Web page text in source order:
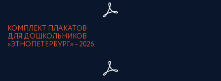
КОМПЛЕКТ ПЛАКАТОВ
ДЛЯ ДОШКОЛЬНИКОВ
«ЭТНОПЕТЕРБУРГ» – 2026